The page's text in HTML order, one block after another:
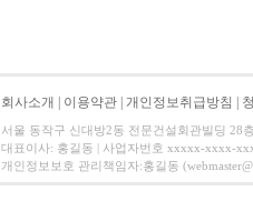
회사소개 이용약관 개인정보취급방침
서울 동작구 신대방2동 전문건설회관빌딩 28
대표이사: 홍길동 | 사업자번호 xxxxx-xxxx-
개인정보보호 관리책임자:홍길동